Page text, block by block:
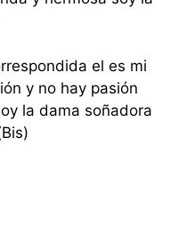
el es mi
y no hay pasión
la dama soñadora